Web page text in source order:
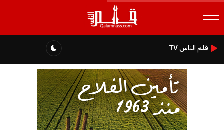
قلم الناس TV